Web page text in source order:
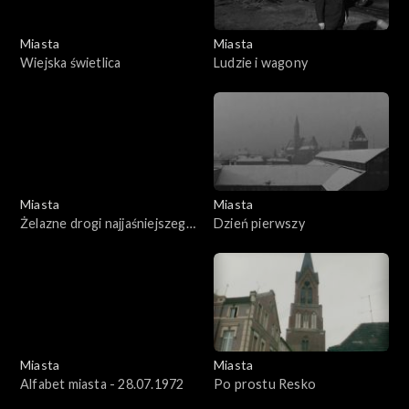
Miasta
Wiejska świetlica
Miasta
Ludzie i wagony
Miasta
Żelazne drogi najjaśniejszego
Miasta
Dzień pierwszy
Miasta
Alfabet miasta - 28.07.1972
Miasta
Po prostu Resko